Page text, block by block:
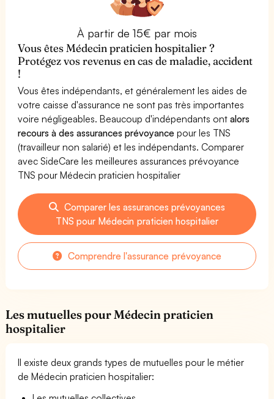
À partir de 15€ par mois
Vous êtes Médecin praticien hospitalier ?
Protégez vos revenus en cas de maladie, accident
!
Vous êtes indépendants, et généralement les aides de
votre caisse d'assurance ne sont pas très importantes
voire négligeables. Beaucoup d'indépendants ontalors
recours à des assurances prévoyance pour les TNS
(travailleur non salarié) et les indépendants. Comparer
avec SideCare les meilleures assurances prévoyance
TNS pour Médecin praticien hospitalier
Comparer les assurances prévoyances
TNS pour Médecin praticien hospitalier
Comprendre l'assurance prévoyance
Les mutuelles pour Médecin praticien
hospitalier
Il existe deux grands types de mutuelles pour le métier
de Médecin praticien hospitalier: